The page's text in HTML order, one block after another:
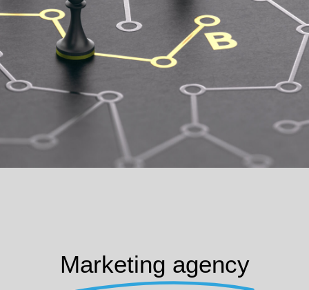
Marketing agency